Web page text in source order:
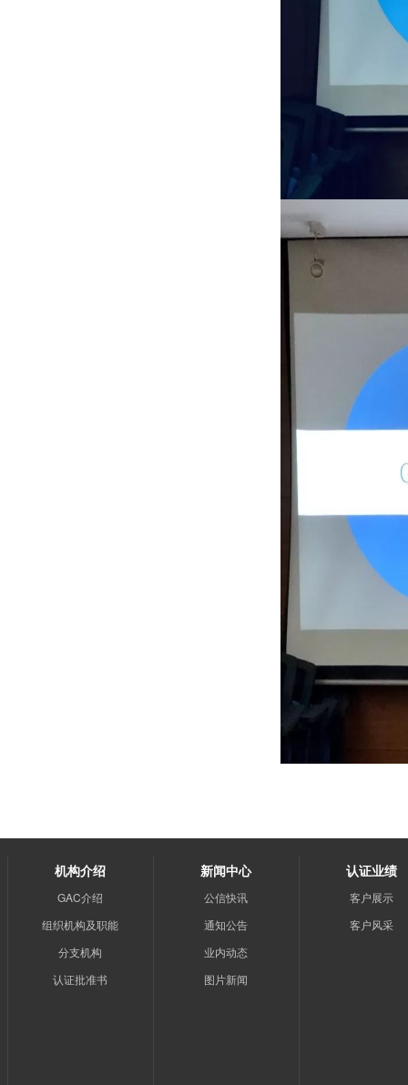
机构介绍
GAC介绍
组织机构及职能
分支机构
认证批准书
新闻中心
公信快讯
通知公告
业内动态
图片新闻
认证业绩
客户展示
客户风采